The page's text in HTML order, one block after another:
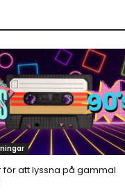
för att lyssna på gammal